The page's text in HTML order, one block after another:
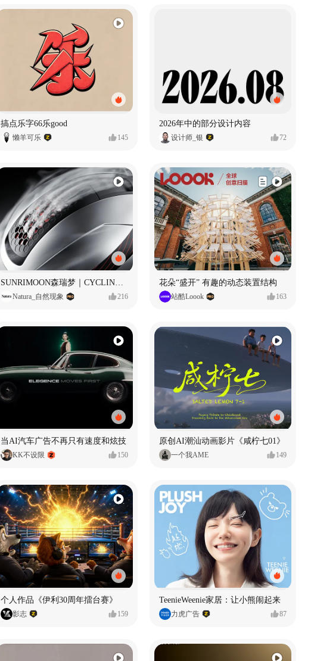
搞点乐字66乐good
懒羊可乐 145
2026年中的部分设计内容
设计师_银 72
Natura_自然现象 216
花朵“盛开” 有趣的动态装置结构
站酷Loook 163
当AI汽车广告不再只有速度和炫技
KK不设限 150
原创AI潮汕动画影片《咸柠七01》
一个我AME 149
个人作品《伊利30周年擂台赛》
影志 159
TeenieWeenie家居：让小熊闹起来
力虎广告 87